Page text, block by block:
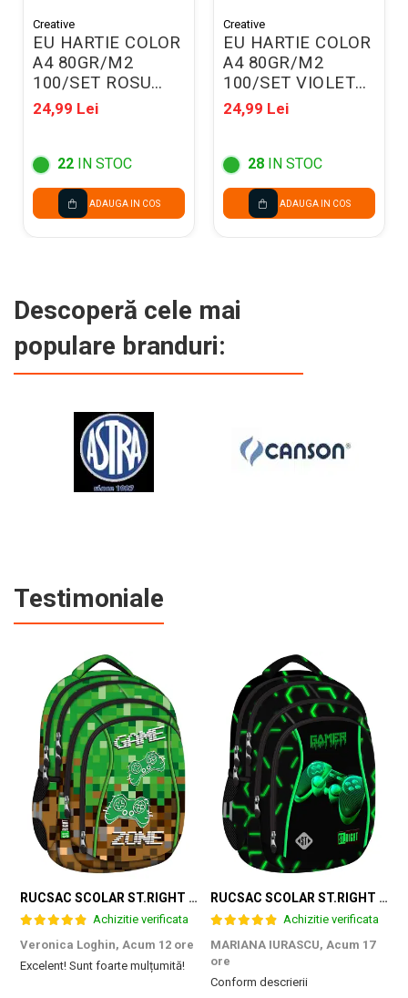
Creative
EU HARTIE COLOR
A4 80GR/M2
100/SET ROSU
130063
24,99 Lei
22 IN STOC
ADAUGA IN COS
Creative
EU HARTIE COLOR
A4 80GR/M2
100/SET VIOLET
130066
24,99 Lei
28 IN STOC
ADAUGA IN COS
Descoperă cele mai
populare branduri:
Testimoniale
RUCSAC SCOLAR ST.RIGHT 4 COMPARTIMENTE BP-04 GAME ZONE 698187
Achizitie verificata
Veronica Loghin, Acum 12 ore
Excelent! Sunt foarte mulțumită!
RUCSAC SCOLAR ST.RIGHT 4 COMPARTIMENTE BP-04 GREEN LEVEL 301339
Achizitie verificata
MARIANA IURASCU, Acum 17
ore
Conform descrierii